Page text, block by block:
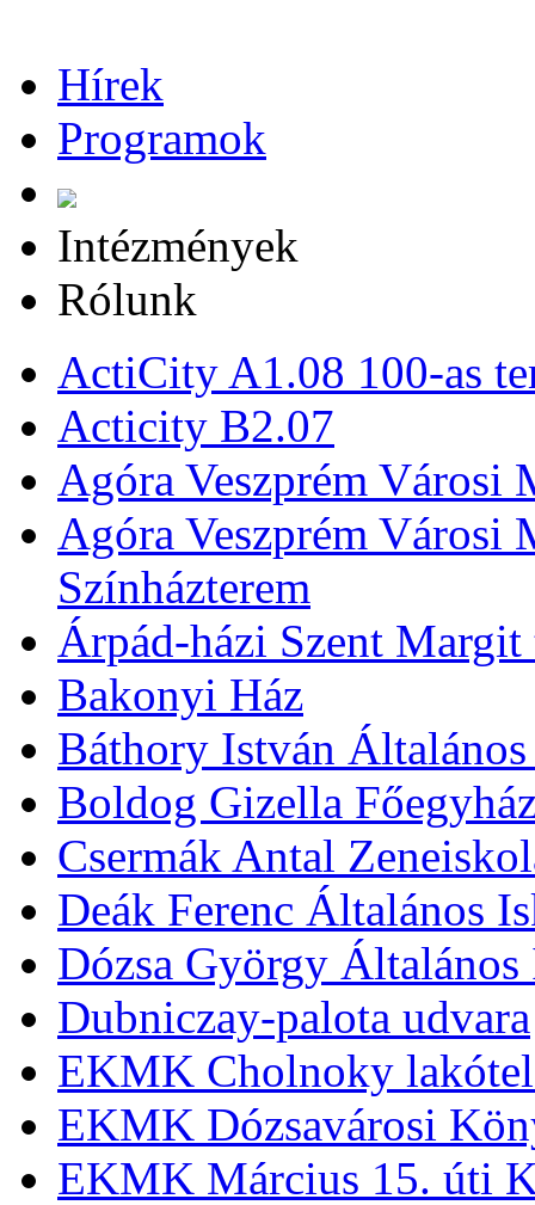
Hírek
Programok
Intézmények
Rólunk
ActiCity A1.08 100-as
Acticity B2.07
Agóra Veszprém Városi
Agóra Veszprém Városi
Színházterem
Árpád-házi Szent
Bakonyi Ház
Báthory István
Boldog Gizella
Csermák Antal
Deák Ferenc Általános
Dózsa György Általános
Dubniczay-palota udvara
EKMK Cholnoky
EKMK Dózsavárosi
EKMK Március 15. úti